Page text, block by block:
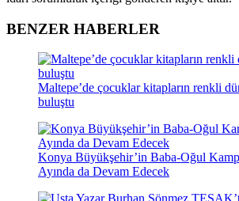
BENZER HABERLER
Maltepe’de çocuklar kitapların renkli
buluştu
Konya Büyükşehir’in Baba-Oğul
Ayında da Devam Edecek